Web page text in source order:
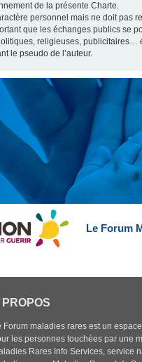
de la présente Charte.
personnel mais ne doit
que les échanges publics se
religieuses,
le pseudo de l’auteur.
Le Forum
PROPOS
Forum maladies rares est un
les personnes touchées par une
Rares Info Services, service